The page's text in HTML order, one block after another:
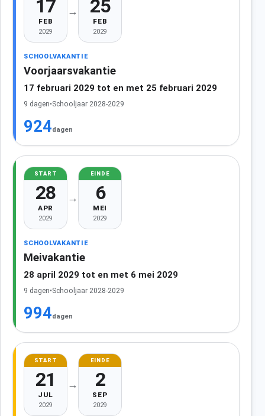
17
FEB
2029
→ 25
FEB
2029
SCHOOLVAKANTIE
Voorjaarsvakantie
17 februari 2029 tot en met 25 februari 2029
9 dagen•Schooljaar 2028-2029
924dagen
START
28
APR
2029
→
EINDE
6
MEI
2029
SCHOOLVAKANTIE
Meivakantie
28 april 2029 tot en met 6 mei 2029
9 dagen•Schooljaar 2028-2029
994dagen
START
21
JUL
2029
→
EINDE
2
SEP
2029